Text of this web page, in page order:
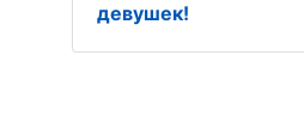
девушек!